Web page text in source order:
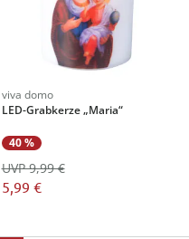
viva domo
LED-Grabkerze „Maria“
40 %
5,99 €
UVP 9,99 €